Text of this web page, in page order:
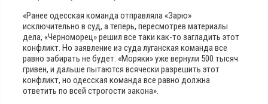
«Ранее одесская команда отправляла «Зарю»
исключительно в суд, а теперь, пересмотрев материалы
дела, «Черноморец» решил все таки как-то загладить этот
конфликт. Но заявление из суда луганская команда все
равно забирать не будет. «Моряки» уже вернули 500 тысяч
гривен, и дальше пытаются всячески разрешить этот
конфликт, но одесская команда все равно должна
ответить по всей строгости закона».